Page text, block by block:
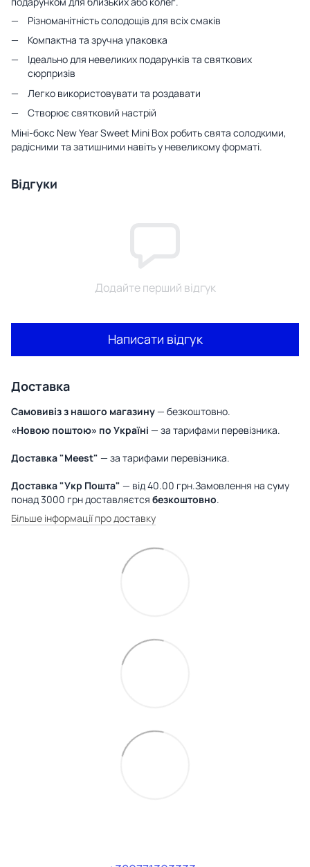
Різноманітність солодощів для всіх смаків
Компактна та зручна упаковка
Ідеально для невеликих подарунків та святкових
сюрпризів
Легко використовувати та роздавати
Створює святковий настрій
Міні-бокс New Year Sweet Mini Box робить свята солодкими,
радісними та затишними навіть у невеликому форматі.
Відгуки
Додайте перший відгук
Написати відгук
Доставка
Самовивіз з нашого магазину— безкоштовно.
«Новою поштою» по Україні — за тарифами перевізника.
Доставка "Meest" — за тарифами перевізника.
Доставка "Укр Пошта" — від 40.00 грн.Замовлення на суму
понад 3000 грн доставляєтся безкоштовно.
Більше інформації про доставку